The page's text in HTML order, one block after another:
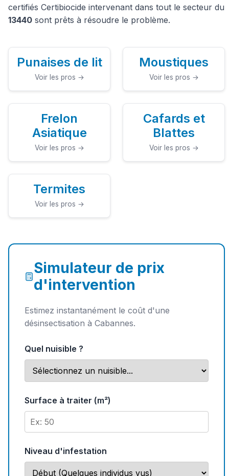
certifiés Certibiocide intervenant dans tout le secteur du
13440 sont prêts à résoudre le problème.
Punaises de lit
Voir les pros →
Moustiques
Voir les pros →
Frelon
Asiatique
Voir les pros →
Cafards et
Blattes
Voir les pros →
Termites
Voir les pros →
Simulateur de prix
d'intervention
Estimez instantanément le coût d'une
désinsectisation à Cabannes.
Quel nuisible ?
Surface à traiter (m²)
Niveau d'infestation